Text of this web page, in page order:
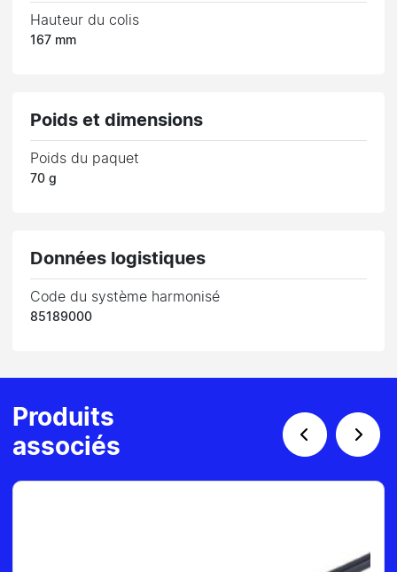
Hauteur du colis
167 mm
Poids et dimensions
Poids du paquet
70 g
Données logistiques
Code du système harmonisé
85189000
Produits
associés